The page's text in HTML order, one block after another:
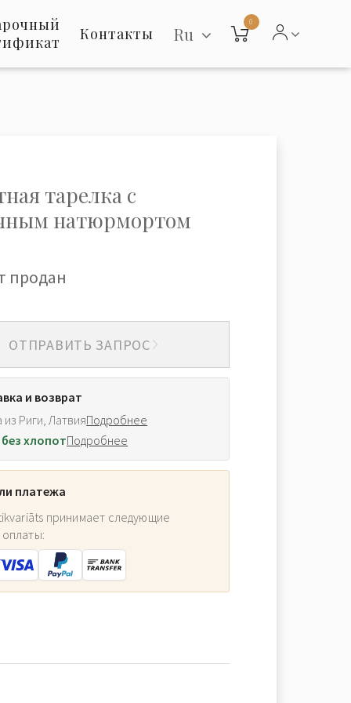
Контакты Ru
0
тарелка с
натюрмортом
продан
ОТПРАВИТЬ ЗАПРОС
и возврат
Риги, ЛатвияПодробнее
хлопотПодробнее
платежа
принимает следующие